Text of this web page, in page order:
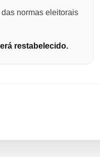
normas eleitorais
restabelecido.